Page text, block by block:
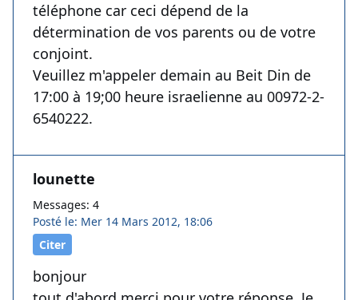
téléphone car ceci dépend de la
détermination de vos parents ou de votre
conjoint.
Veuillez m'appeler demain au Beit Din de
17:00 à 19;00 heure israelienne au 00972-2-
6540222.
lounette
Messages: 4
Posté le: Mer 14 Mars 2012, 18:06
Citer
bonjour